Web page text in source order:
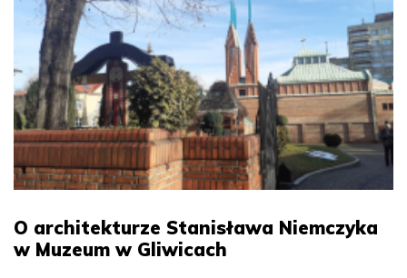
O architekturze Stanisława Niemczyka
w Muzeum w Gliwicach